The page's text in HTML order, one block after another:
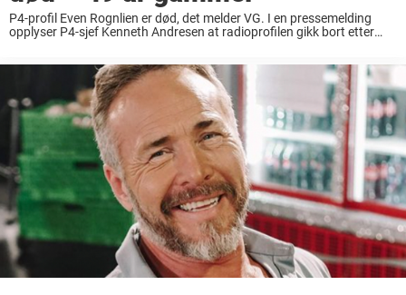
P4-profil Even Rognlien er død, det melder VG. I en pressemelding
opplyser P4-sjef Kenneth Andresen at radioprofilen gikk bort etter